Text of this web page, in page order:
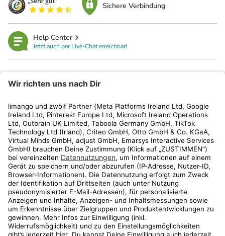
Sichere Verbindung
Help Center
Jetzt auch per Live-Chat erreichbar!
Kundenservice
Shop
Aktionen
Travel